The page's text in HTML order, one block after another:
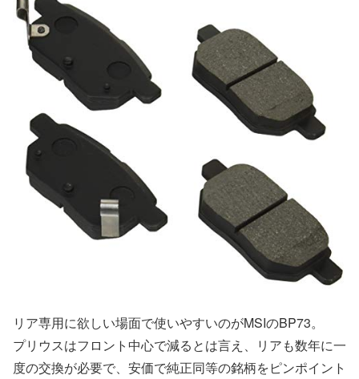
リア専用に欲しい場面で使いやすいのがMSIのBP73。
プリウスはフロント中心で減るとは言え、リアも数年に一
度の交換が必要で、安価で純正同等の銘柄をピンポイント